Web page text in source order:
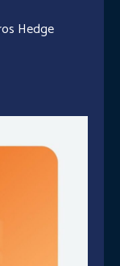
Hedge